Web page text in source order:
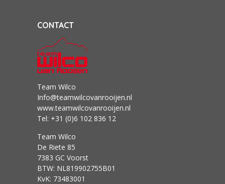
CONTACT
Team Wilco
Info@teamwilcovanrooijen.nl
www.teamwilcovanrooijen.nl
Tel: +31 (0)6 102 836 12
Team Wilco
De Riete 85
7383 GC Voorst
BTW: NL819902755B01
KvK: 73483001